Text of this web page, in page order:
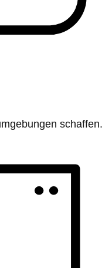
schaffen.